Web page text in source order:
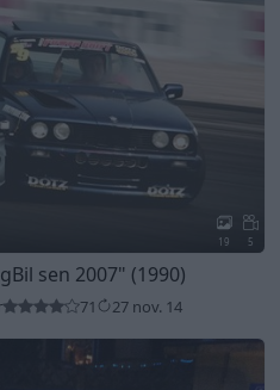
19 5
sen 2007" (1990)
71 27 nov. 14